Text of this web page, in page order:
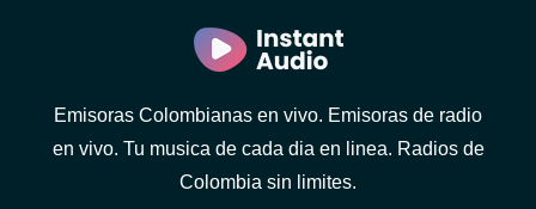
Emisoras Colombianas en vivo. Emisoras de radio
en vivo. Tu musica de cada dia en linea. Radios de
Colombia sin limites.